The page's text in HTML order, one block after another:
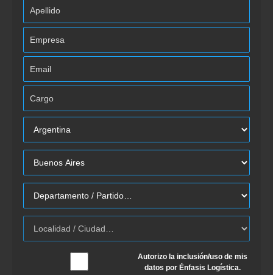
Autorizo la inclusión/uso de mis
datos por Énfasis Logística.